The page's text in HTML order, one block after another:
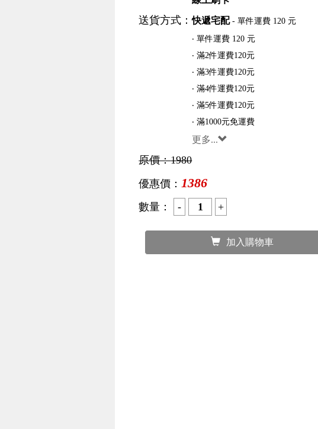
送貨方式：快遞宅配- 單件運費 120 元
‧ 單件運費 120 元
‧ 滿2件運費120元
‧ 滿3件運費120元
‧ 滿4件運費120元
‧ 滿5件運費120元
‧ 滿1000元免運費
更多...
原價：1980
優惠價：1386
數量：
加入購物車